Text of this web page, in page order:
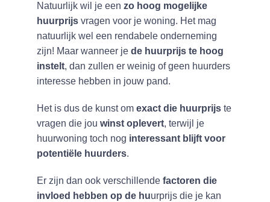
Natuurlijk wil je een zo hoog mogelijke
huurprijsvragen voor je woning. Het mag
natuurlijk wel een rendabele onderneming
zijn! Maar wanneer je de huurprijs te hoog
instelt, dan zullen er weinig of geen huurders
interesse hebben in jouw pand.
Het is dus de kunst om exact die huurprijste
vragen die jou winst oplevert, terwijl je
huurwoning toch nog interessant blijft voor
potentiële huurders.
Er zijn dan ook verschillende factoren die
invloed hebben op de huurprijs die je kan